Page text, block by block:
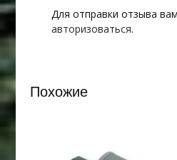
Для отправки отзыва
авторизоваться.
Похожие